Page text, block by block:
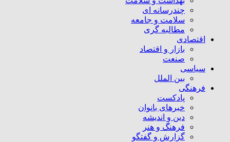
چندرسانه ای
سلامت و جامعه
مطالبه گری
اقتصادی
بازار و اقتصاد
صنعت
سیاسی
بین الملل
فرهنگی
پادکست
خبرهای بانوان
دین و اندیشه
فرهنگ و هنر
گزارش و گفتگو